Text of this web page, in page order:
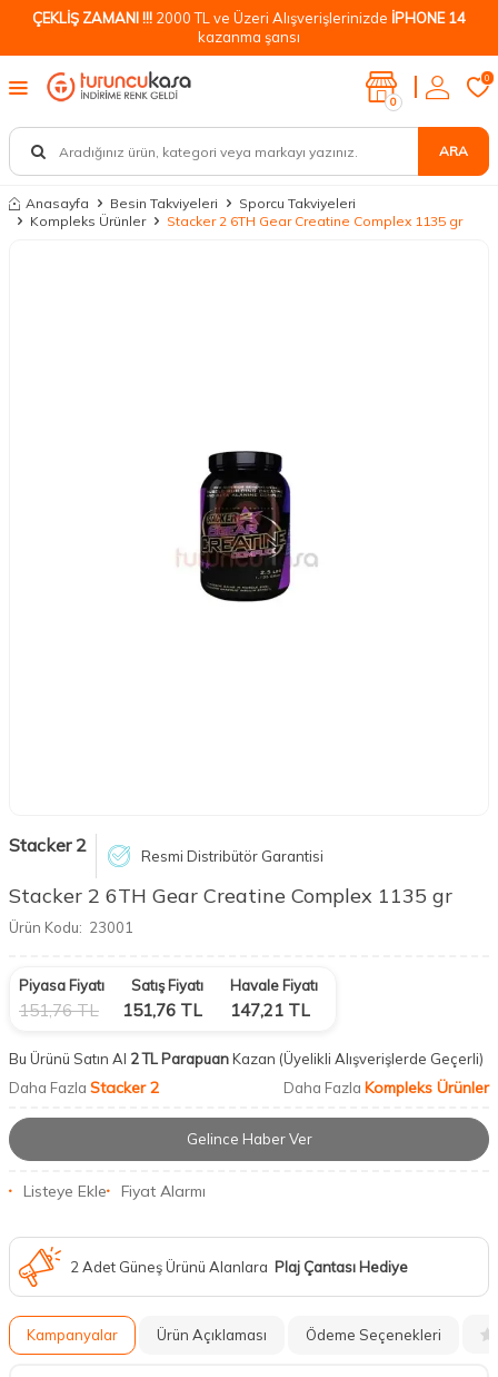
ÇEKLİŞ ZAMANI !!! 2000 TL ve Üzeri Alışverişlerinizde İPHONE 14
kazanma şansı
ARA
0
0
Anasayfa Besin Takviyeleri
Sporcu Takviyeleri
Kompleks Ürünler
Stacker 2 6TH Gear Creatine Complex 1135 gr
Stacker 2 Resmi Distribütör Garantisi
Stacker 2 6TH Gear Creatine Complex 1135 gr
Ürün Kodu: 23001
Piyasa Fiyatı
151,76TL
Satış Fiyatı
151,76 TL
Havale Fiyatı
147,21 TL
Bu Ürünü Satın Al 2 TL ParapuanKazan (Üyelikli Alışverişlerde Geçerli)
Daha Fazla Stacker 2 Daha Fazla Kompleks Ürünler
Gelince Haber Ver
Listeye Ekle Fiyat Alarmı
2 Adet Güneş Ürünü Alanlara Plaj Çantası Hediye
Kampanyalar Ürün Açıklaması Ödeme Seçenekleri